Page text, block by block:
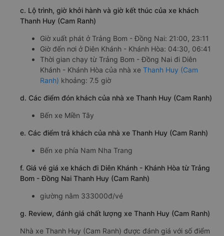
c. Lộ trình, giờ khởi hành và giờ kết thúc của xe khách
Thanh Huy (Cam Ranh)
Giờ xuất phát ở Trảng Bom - Đồng Nai: 21:00, 23:11
Giờ đến nơi ở Diên Khánh - Khánh Hòa: 04:30, 06:41
Thời gian chạy từ Trảng Bom - Đồng Nai đi Diên
Khánh - Khánh Hòa của nhà xe Thanh Huy (Cam
Ranh) khoảng: 7.5 giờ
d. Các điểm đón khách của nhà xe Thanh Huy (Cam Ranh)
Bến xe Miền Tây
e. Các điểm trả khách của nhà xe Thanh Huy (Cam Ranh)
Bến xe phía Nam Nha Trang
f. Giá vé giá xe khách đi Diên Khánh - Khánh Hòa từ Trảng
Bom - Đồng Nai Thanh Huy (Cam Ranh)
giường nằm 333000đ/vé
g. Review, đánh giá chất lượng xe Thanh Huy (Cam Ranh)
Nhà xe Thanh Huy (Cam Ranh) được đánh giá với số điểm